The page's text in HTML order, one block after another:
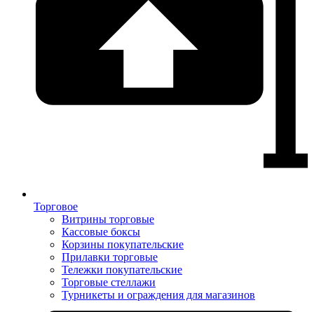
Торговое
Витрины торговые
Кассовые боксы
Корзины покупательские
Прилавки торговые
Тележки покупательские
Торговые стеллажи
Турникеты и ограждения для магазинов